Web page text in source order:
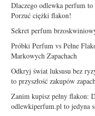
Dlaczego odlewka perfum
Porzuć ciężki flakon!
Sekret perfum
Próbki Perfum vs Pełne
Markowych Zapachach
Odkryj świat luksusu bez
to przyszłość zakupów
Zanim kupisz pełny flakon:
odlewkiperfum.pl to jedyna